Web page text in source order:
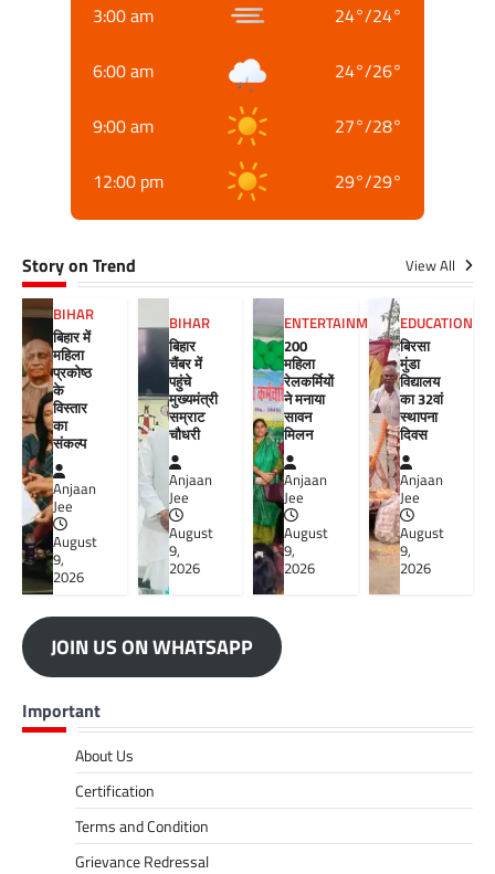
3:00 am 24°/24°
6:00 am 24°/26°
9:00 am 27°/28°
12:00 pm 29°/29°
Story on Trend View All
BIHAR
बिहार में
महिला
प्रकोष्ठ
के
विस्तार
का
संकल्प
Anjaan
Jee
August
9,
2026
BIHAR
बिहार
चैंबर में
पहुंचे
मुख्यमंत्री
सम्राट
चौधरी
Anjaan
Jee
August
9,
2026
ENTERTAINMENT
200
महिला
रेलकर्मियों
ने मनाया
सावन
मिलन
Anjaan
Jee
August
9,
2026
EDUCATION
बिरसा
मुंडा
विद्यालय
का 32वां
स्थापना
दिवस
Anjaan
Jee
August
9,
2026
JOIN US ON WHATSAPP
Important
About Us
Certification
Terms and Condition
Grievance Redressal